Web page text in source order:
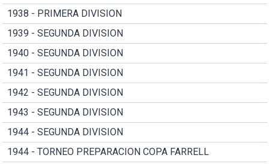
1938 - PRIMERA DIVISION
1939 - SEGUNDA DIVISION
1940 - SEGUNDA DIVISION
1941 - SEGUNDA DIVISION
1942 - SEGUNDA DIVISION
1943 - SEGUNDA DIVISION
1944 - SEGUNDA DIVISION
1944 - TORNEO PREPARACION COPA FARRELL